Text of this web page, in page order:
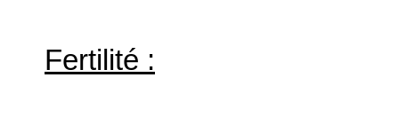
Fertilité :